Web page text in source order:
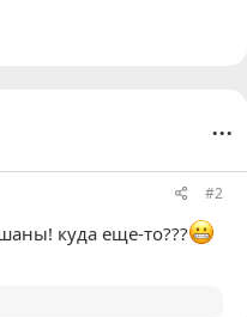
...
#2
куда еще-то???